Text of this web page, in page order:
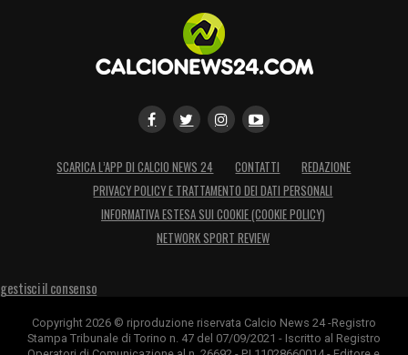
SCARICA L’APP DI CALCIO NEWS 24 CONTATTI
REDAZIONE
PRIVACY POLICY E TRATTAMENTO DEI DATI PERSONALI
INFORMATIVA ESTESA SUI COOKIE (COOKIE POLICY)
NETWORK SPORT REVIEW
gestisci il consenso
Copyright 2026 © riproduzione riservata Calcio News 24 -Registro
Stampa Tribunale di Torino n. 47 del 07/09/2021 - Iscritto al Registro